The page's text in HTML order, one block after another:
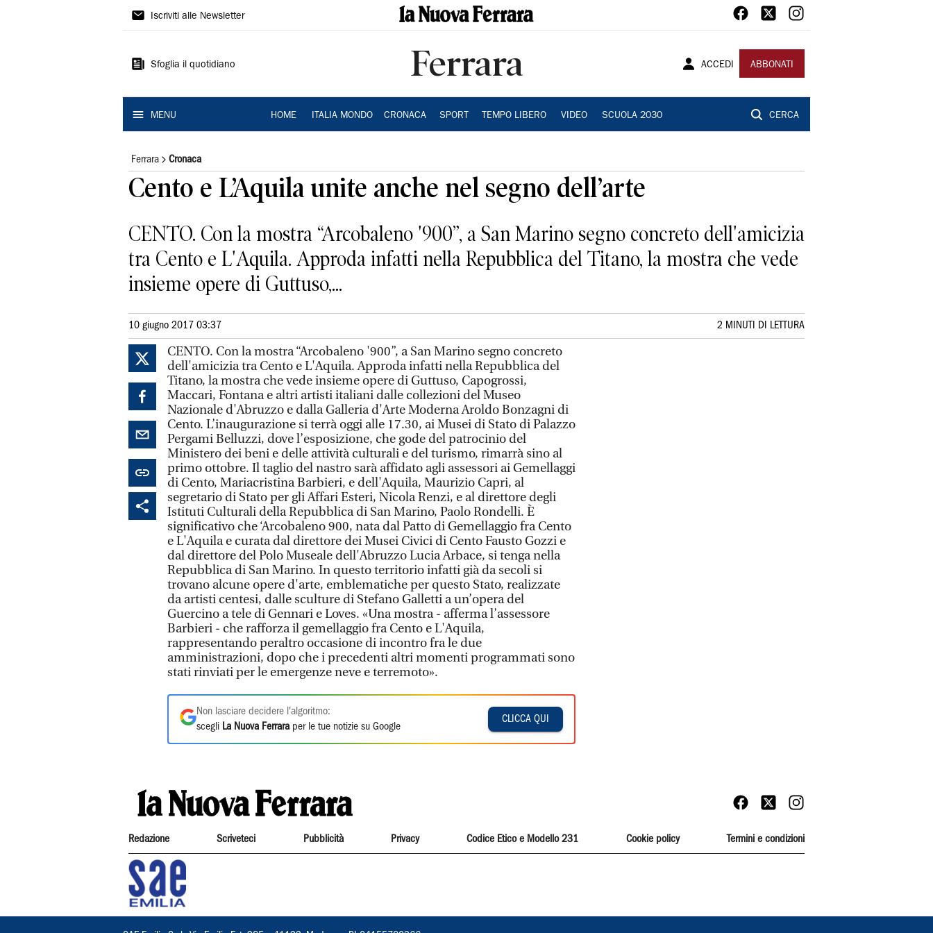
La
Ferrara
Iscriviti alle Newsletter
Sfoglia il quotidiano Ferrara ACCEDI ABBONATI
MENU HOME ITALIA MONDO CRONACA SPORT TEMPO LIBERO VIDEO SCUOLA 2030 CERCA
Ferrara Cronaca
Cento e L’Aquila unite anche nel segno dell’arte
CENTO. Con la mostra “Arcobaleno '900”, a San Marino segno concreto dell'amicizia
tra Cento e L'Aquila. Approda infatti nella Repubblica del Titano, la mostra che vede
insieme opere di Guttuso,...
10 giugno 2017 03:37 2 MINUTI DI LETTURA
CENTO. Con la mostra “Arcobaleno '900”, a San Marino segno concreto
dell'amicizia tra Cento e L'Aquila. Approda infatti nella Repubblica del
Titano, la mostra che vede insieme opere di Guttuso, Capogrossi,
Maccari, Fontana e altri artisti italiani dalle collezioni del Museo
Nazionale d'Abruzzo e dalla Galleria d'Arte Moderna Aroldo Bonzagni di
Cento. L’inaugurazione si terrà oggi alle 17.30, ai Musei di Stato di Palazzo
Pergami Belluzzi, dove l’esposizione, che gode del patrocinio del
Ministero dei beni e delle attività culturali e del turismo, rimarrà sino al
primo ottobre. Il taglio del nastro sarà affidato agli assessori ai Gemellaggi
di Cento, Mariacristina Barbieri, e dell'Aquila, Maurizio Capri, al
segretario di Stato per gli Affari Esteri, Nicola Renzi, e al direttore degli
Istituti Culturali della Repubblica di San Marino, Paolo Rondelli. È
significativo che ‘Arcobaleno 900, nata dal Patto di Gemellaggio fra Cento
e L'Aquila e curata dal direttore dei Musei Civici di Cento Fausto Gozzi e
dal direttore del Polo Museale dell'Abruzzo Lucia Arbace, si tenga nella
Repubblica di San Marino. In questo territorio infatti già da secoli si
trovano alcune opere d'arte, emblematiche per questo Stato, realizzate
da artisti centesi, dalle sculture di Stefano Galletti a un’opera del
Guercino a tele di Gennari e Loves. «Una mostra - afferma l’assessore
Barbieri - che rafforza il gemellaggio fra Cento e L'Aquila,
rappresentando peraltro occasione di incontro fra le due
amministrazioni, dopo che i precedenti altri momenti programmati sono
stati rinviati per le emergenze neve e terremoto».
Non lasciare decidere l'algoritmo:
scegli La Nuova Ferrara per le tue notizie su Google
CLICCA QUI
Redazione Scriveteci Pubblicità Privacy Codice Etico e Modello 231 Cookie policy Termini e condizioni